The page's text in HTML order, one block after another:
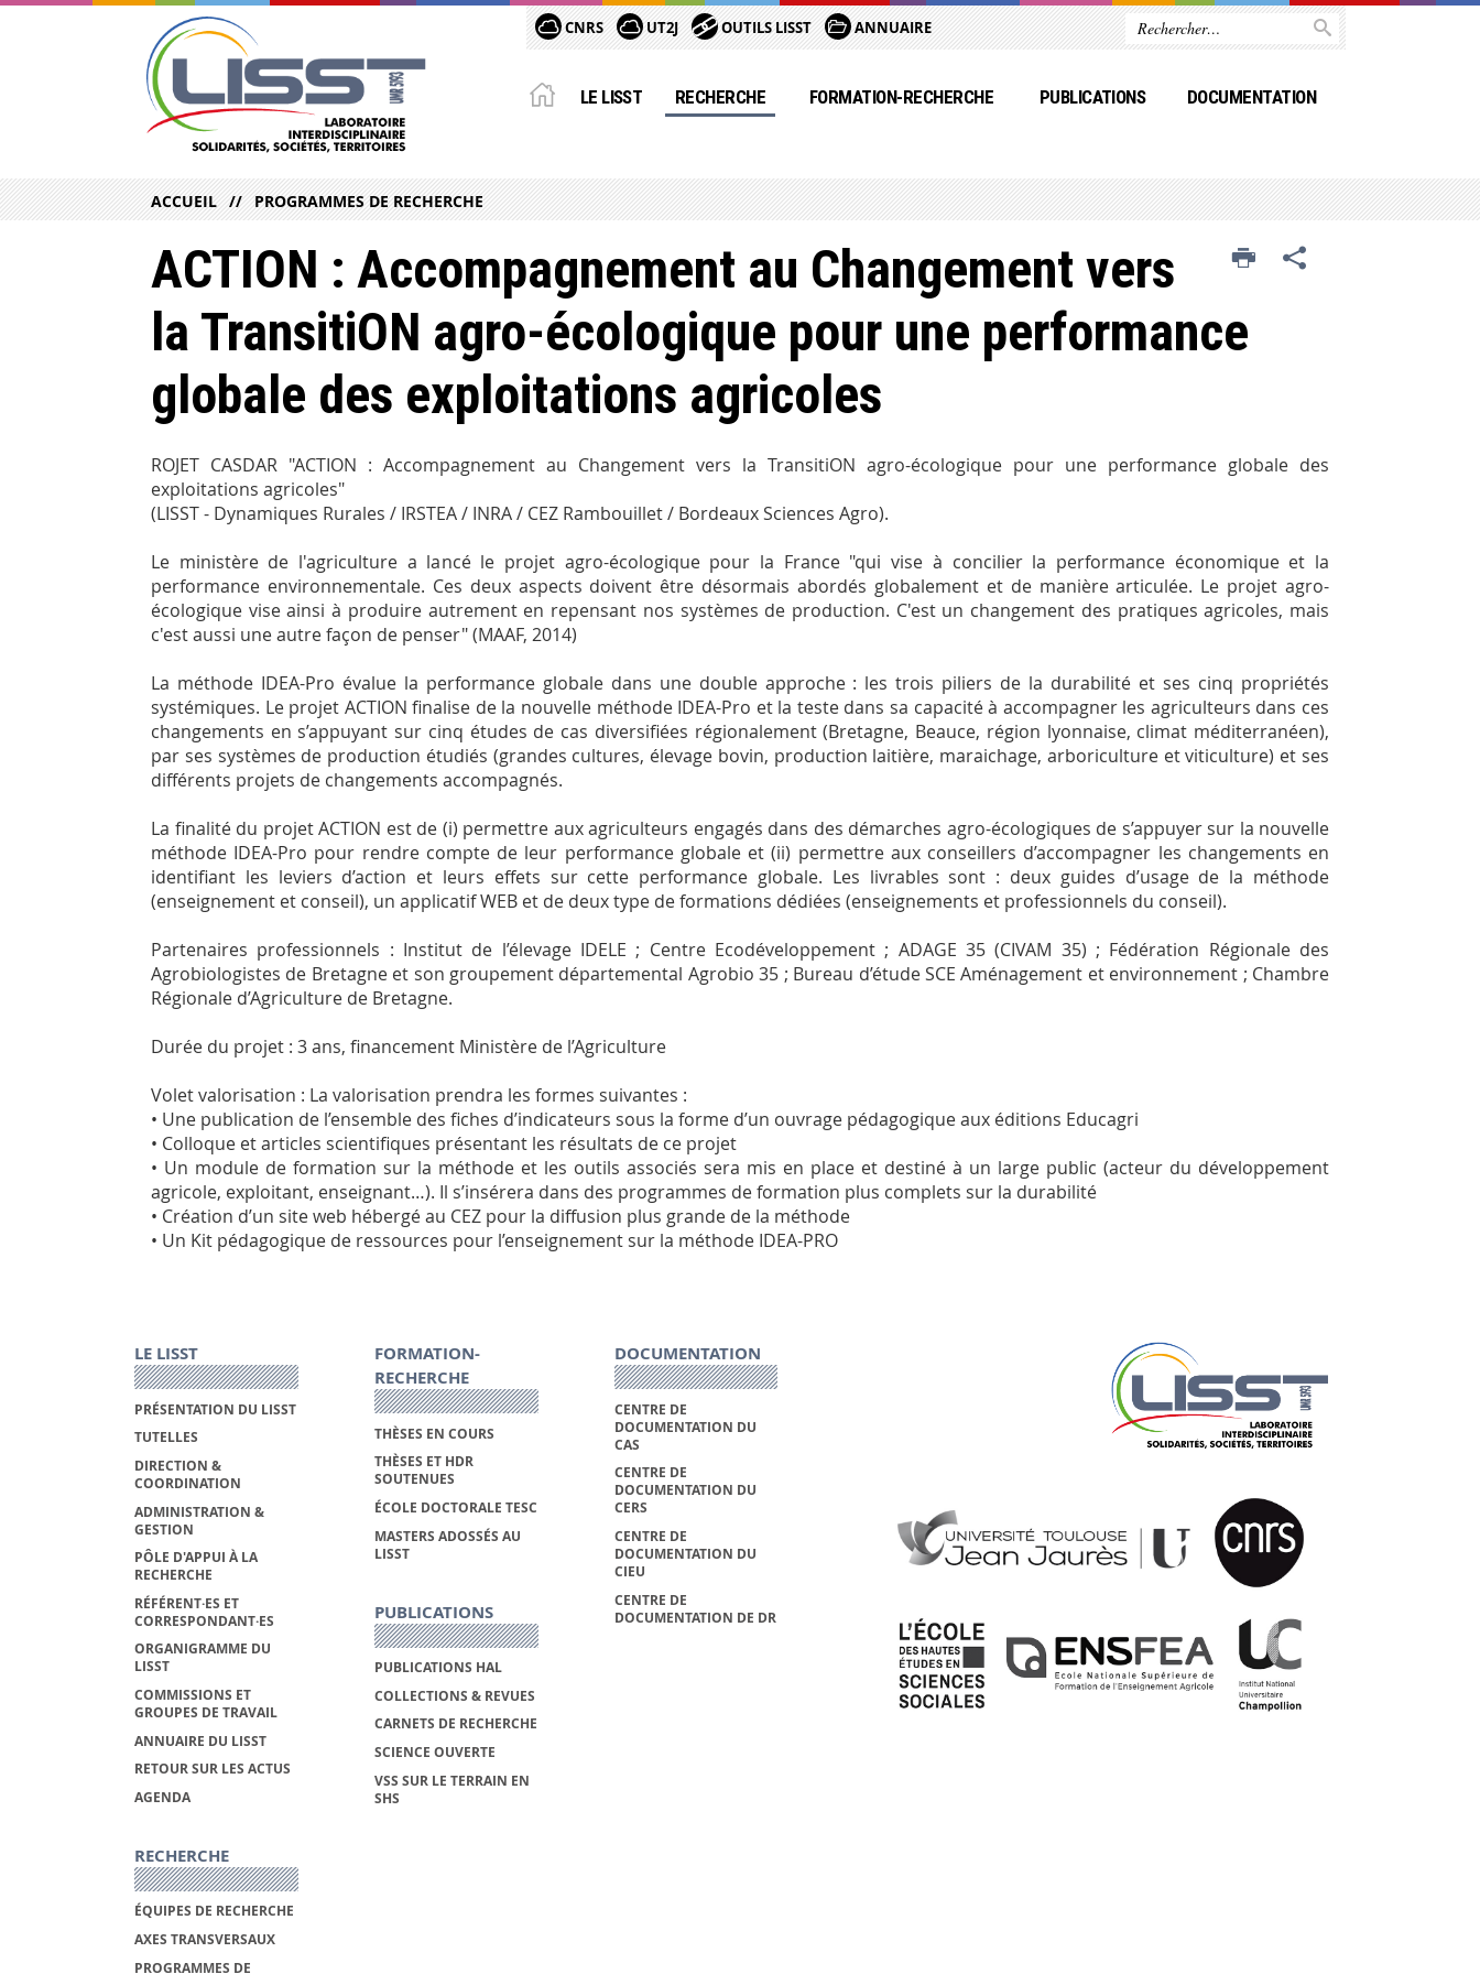
CNRS UT2J OUTILS LISST ANNUAIRE
LE LISST RECHERCHE FORMATION-RECHERCHE PUBLICATIONS DOCUMENTATION
ACCUEIL PROGRAMMES DE RECHERCHE
ACTION : Accompagnement au Changement vers
la TransitiON agro-écologique pour une performance
globale des exploitations agricoles
ROJET CASDAR "ACTION : Accompagnement au Changement vers la TransitiON agro-écologique pour une performance globale des
exploitations agricoles"
(LISST - Dynamiques Rurales / IRSTEA / INRA / CEZ Rambouillet / Bordeaux Sciences Agro).
Le ministère de l'agriculture a lancé le projet agro-écologique pour la France "qui vise à concilier la performance économique et la
performance environnementale. Ces deux aspects doivent être désormais abordés globalement et de manière articulée. Le projet agro-
écologique vise ainsi à produire autrement en repensant nos systèmes de production. C'est un changement des pratiques agricoles, mais
c'est aussi une autre façon de penser" (MAAF, 2014)
La méthode IDEA-Pro évalue la performance globale dans une double approche : les trois piliers de la durabilité et ses cinq propriétés
systémiques. Le projet ACTION finalise de la nouvelle méthode IDEA-Pro et la teste dans sa capacité à accompagner les agriculteurs dans ces
changements en s’appuyant sur cinq études de cas diversifiées régionalement (Bretagne, Beauce, région lyonnaise, climat méditerranéen),
par ses systèmes de production étudiés (grandes cultures, élevage bovin, production laitière, maraichage, arboriculture et viticulture) et ses
différents projets de changements accompagnés.
La finalité du projet ACTION est de (i) permettre aux agriculteurs engagés dans des démarches agro-écologiques de s’appuyer sur la nouvelle
méthode IDEA-Pro pour rendre compte de leur performance globale et (ii) permettre aux conseillers d’accompagner les changements en
identifiant les leviers d’action et leurs effets sur cette performance globale. Les livrables sont : deux guides d’usage de la méthode
(enseignement et conseil), un applicatif WEB et de deux type de formations dédiées (enseignements et professionnels du conseil).
Partenaires professionnels : Institut de l’élevage IDELE ; Centre Ecodéveloppement ; ADAGE 35 (CIVAM 35) ; Fédération Régionale des
Agrobiologistes de Bretagne et son groupement départemental Agrobio 35 ; Bureau d’étude SCE Aménagement et environnement ; Chambre
Régionale d’Agriculture de Bretagne.
Durée du projet : 3 ans, financement Ministère de l’Agriculture
Volet valorisation : La valorisation prendra les formes suivantes :
• Une publication de l’ensemble des fiches d’indicateurs sous la forme d’un ouvrage pédagogique aux éditions Educagri
• Colloque et articles scientifiques présentant les résultats de ce projet
• Un module de formation sur la méthode et les outils associés sera mis en place et destiné à un large public (acteur du développement
agricole, exploitant, enseignant…). Il s’insérera dans des programmes de formation plus complets sur la durabilité
• Création d’un site web hébergé au CEZ pour la diffusion plus grande de la méthode
• Un Kit pédagogique de ressources pour l’enseignement sur la méthode IDEA-PRO
LE LISST
PRÉSENTATION DU LISST
TUTELLES
DIRECTION &
COORDINATION
ADMINISTRATION &
GESTION
PÔLE D'APPUI À LA
RECHERCHE
RÉFÉRENT·ES ET
CORRESPONDANT·ES
ORGANIGRAMME DU
LISST
COMMISSIONS ET
GROUPES DE TRAVAIL
ANNUAIRE DU LISST
RETOUR SUR LES ACTUS
AGENDA
RECHERCHE
ÉQUIPES DE RECHERCHE
AXES TRANSVERSAUX
PROGRAMMES DE
FORMATION-
RECHERCHE
THÈSES EN COURS
THÈSES ET HDR
SOUTENUES
ÉCOLE DOCTORALE TESC
MASTERS ADOSSÉS AU
LISST
PUBLICATIONS
PUBLICATIONS HAL
COLLECTIONS & REVUES
CARNETS DE RECHERCHE
SCIENCE OUVERTE
VSS SUR LE TERRAIN EN
SHS
DOCUMENTATION
CENTRE DE
DOCUMENTATION DU
CAS
CENTRE DE
DOCUMENTATION DU
CERS
CENTRE DE
DOCUMENTATION DU
CIEU
CENTRE DE
DOCUMENTATION DE DR